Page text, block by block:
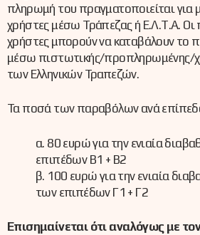
πληρωμή του πραγματοποιείται για
χρήστες μέσω Τράπεζας ή Ε.Λ.Τ.Α. Οι
χρήστες μπορούν να καταβάλουν το
μέσω πιστωτικής/προπληρωμένης/
των Ελληνικών Τραπεζών.
Τα ποσά των παραβόλων ανά επίπεδο
α. 80 ευρώ για την ενιαία
επιπέδων Β1 + Β2
β. 100 ευρώ για την ενιαία
των επιπέδων Γ1 + Γ2
Επισημαίνεται ότι αναλόγως με